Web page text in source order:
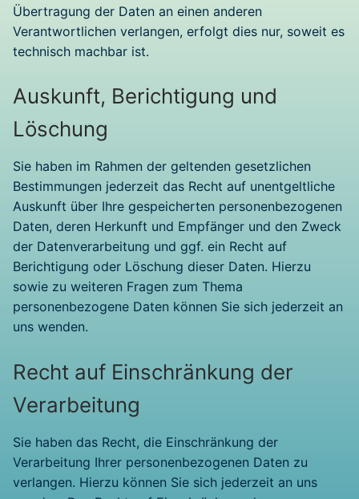
Übertragung der Daten an einen anderen
Verantwortlichen verlangen, erfolgt dies nur, soweit es
technisch machbar ist.
Auskunft, Berichtigung und
Löschung
Sie haben im Rahmen der geltenden gesetzlichen
Bestimmungen jederzeit das Recht auf unentgeltliche
Auskunft über Ihre gespeicherten personenbezogenen
Daten, deren Herkunft und Empfänger und den Zweck
der Datenverarbeitung und ggf. ein Recht auf
Berichtigung oder Löschung dieser Daten. Hierzu
sowie zu weiteren Fragen zum Thema
personenbezogene Daten können Sie sich jederzeit an
uns wenden.
Recht auf Einschränkung der
Verarbeitung
Sie haben das Recht, die Einschränkung der
Verarbeitung Ihrer personenbezogenen Daten zu
verlangen. Hierzu können Sie sich jederzeit an uns